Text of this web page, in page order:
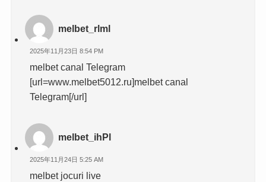
melbet_rlml
2025年11月23日 8:54 PM
melbet canal Telegram
[url=www.melbet5012.ru]melbet canal
Telegram[/url]
melbet_ihPl
2025年11月24日 5:25 AM
melbet jocuri live